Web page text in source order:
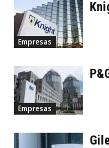
Empresas
Empresas